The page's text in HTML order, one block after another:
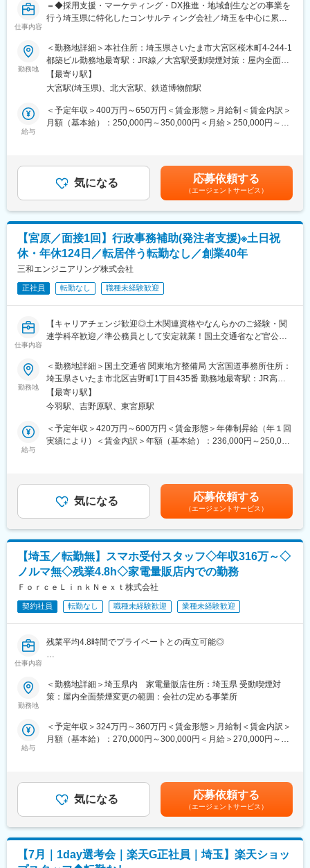
■教育体制：
サービス知識・業務の流れなど基礎から学べ、楽天グループ共通
のeラーニングでビジネススキルの習得も可能。未経験でも安心し
てスタートできる環境です。
■このポジションの魅力：
◇未経験でも成長しやすいシンプルなオペレーション
料金体系が他キャリアよりシンプル覚えやすく、提案力を磨きや
後発キャリアだからこそ柔軟で風通しがよく、改善提案や企画が
店舗運営に活かされやすい文化があります。
スタッフ（R CREW）としてご活躍いただいたのち、約1年で店長
昇格を目指していただきます。その後はスーパーバイザー
（RSV）やマネージャーなど、より広い領域で活躍いただけるキ
ャリアがあります。
■組織構成：
1店舗あたり店長1名、スタッフ5～15名で運営。チームワークを
重視し、相談しやすく協力し合える職場環境です。
■当社について：
レーション管理、システム・インフラ整備までを一括して提供し
ています。
変更の範囲：会社の定める業務
仕事内容
＝◆採用支援・マーケティング・DX推進・地域創生などの事業を
行う埼玉県に特化したコンサルティング会社／埼玉を中心に累計
☆オススメポイント☆
◎平均年齢30歳、社員同士フラットな関係性で明るい！
◎会社の拡大フェーズのため積極的に中途採用を実施！dodaでも
直近で採用実績あり！
◎一人暮らしの社員対象に住宅手当や引越支援金の制度あり！
◎子育て世代の社員も多く子供がいても働きやすい環境！
をサポート！
ツクル」をテーマにお客様の支援は勿論のこと、自社の成長／職
場環境づくりも一緒に取り組んでいくことができる職場です。
■仕事内容：
営業担当が受注した住宅業界の案件をメインとしてWEBマーケテ
ィング担当者として、クライアントの事業成長をミッションと
し、より上流からマーケティング戦略の立案から広告運用、効果
分析、改善提案までを一貫してご担当いただきます。
■具体的には：
・Google Analyticsなどを活用したデータ分析
・InstagramなどのSNS分析、改善提案
・データ分析の結果に基づいたレポート作成
・KPI設定やデータに基づく考察と提案
■組織構成：
■このような経験がある方が活躍：
・Web広告の運用：Meta広告（Instagram／Facebook広告）、リ
スティング広告（Google広告など）
・SNSの運用：Instagram、TikTok、YouTubeの発信経験
・Webサイトの運用：ブログの発信経験、サーバーの運用／管理
・クリエイティブ制作：illustrator、Photoshop、Canvaの使用経
験
勤務地
＜勤務地詳細＞本社住所：埼玉県さいたま市大宮区桜木町4-244-1
都築ビル勤務地最寄駅：JR線／大宮駅受動喫煙対策：屋内全面禁
煙変更の範囲：会社の定める事業所
【最寄り駅】
大宮駅(埼玉県)、北大宮駅、鉄道博物館駅
給与
＜予定年収＞400万円～650万円＜賃金形態＞月給制＜賃金内訳＞
月額（基本給）：250,000円～350,000円＜月給＞250,000円～
年2回（1月、7月）■モデル年収：29歳／年収550万円／月給35万
円＋賞与（経験1年）34歳／年収650万円／月給40万円＋賞与（経
験5年）賃金はあくまでも目安の金額であり、選考を通じて上下す
る可能性があります。月給(月額)は固定手当を含めた表記です。
気になる 応募依頼する
（エージェントサービス）
【宮原／面接1回】行政事務補助(発注者支援)※土日祝
休・年休124日／転居伴う転勤なし／創業40年
三和エンジニアリング株式会社
正社員 転勤なし 職種未経験歓迎
仕事内容
【キャリアチェンジ歓迎◎土木関連資格やなんらかのご経験・関
連学科卒歓迎／準公務員として安定就業！国土交通省など官公庁
■担当業務：
公務員に準ずる立場として、発注者支援業務をご担当いただきま
す。国土交通省 関東地方整備局 大宮国道事務所へ常駐になり
ます。
施工を行う仕事ではなく、発注者のコンサルティングを行う仕事
です。主に国土交通省より業務を受注し、発注者の支援及び行政
に推進することを目的とした請負業務を行う立場となります。
する補助
（3）関係機関などの協議に関する資料作成補助、積算補助
（4）事業計画立案に関する資料のとりまとめ補助
（5）その他調査職員が指示する業務
■配属部署について：
国土交通省 関東地方整備局 大宮国道事務所配属となります。
永続的にご依頼をいただいているため、基本的に転勤はありませ
ん。
◇完全週休二日制を採用しており、年間休日124日・土日祝日は
お休み、月平均残業時間30時間以内です◎転居を伴う転勤もな
す。
◇60歳以降も年収キープ可◎給与水準を落とさず長く活躍いただ
事業計画が円滑に進行するようサポート・コンサルティングする
ことです。発注者の目線で事業計画に携わることで、さらなるキ
ャリアをご形成いただけます。
変更の範囲：会社の定める業務
勤務地
＜勤務地詳細＞国土交通省 関東地方整備局 大宮国道事務所住所：
埼玉県さいたま市北区吉野町1丁目435番 勤務地最寄駅：JR高崎
線／JR高崎線宮原駅受動喫煙対策：敷地内喫煙可能場所あり変更
の範囲：会社の定める事業所
【最寄り駅】
今羽駅、吉野原駅、東宮原駅
給与
＜予定年収＞420万円～600万円＜賃金形態＞年俸制昇給（年１回
実績により）＜賃金内訳＞年額（基本給）：236,000円～250,000
（12分割）（一律手当を含む）＜昇給有無＞有＜残業手当＞有＜
給与補足＞※予定年収はあくまでも目安の金額であり、選考を通じ
て上下する可能性があります。記載金額は選考を通じて上下する
可能性があります。月給(月額)は固定手当を含みます。
気になる 応募依頼する
（エージェントサービス）
【埼玉／転勤無】スマホ受付スタッフ◇年収316万～◇
ノルマ無◇残業4.8h◇家電量販店内での勤務
ＦｏｒｃｅＬｉｎｋＮｅｘｔ株式会社
契約社員 転勤なし 職種未経験歓迎 業種未経験歓迎
仕事内容
残業平均4.8時間でプライベートとの両立可能◎
埼玉県内の家電量販店【ドコモコーナー】で、スマホの案内や、
受付業務をお任せします。
◇スマホ案内／料金プラン説明
◇新規契約、機種変更、MNP受付
・座学研修＋OJTで、未経験の方でもイチから学べる環境です。
・異業種出身のスタッフが多数活躍中です。
■勤務地について：
配属先は埼玉県内の家電量販店です。
勤務地
＜勤務地詳細＞埼玉県内 家電量販店住所：埼玉県 受動喫煙対
策：屋内全面禁煙変更の範囲：会社の定める事業所
給与
＜予定年収＞324万円～360万円＜賃金形態＞月給制＜賃金内訳＞
月額（基本給）：270,000円～300,000円＜月給＞270,000円～
660万円／入社4年目・マネージャー賃金はあくまでも目安の金額
であり、選考を通じて上下する可能性があります。月給(月額)は固
定手当を含めた表記です。
気になる 応募依頼する
（エージェントサービス）
【7月｜1day選考会｜楽天G正社員｜埼玉】楽天ショッ